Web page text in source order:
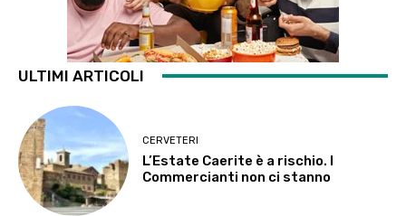
ULTIMI ARTICOLI
CERVETERI
L’Estate Caerite è a rischio. I
Commercianti non ci stanno